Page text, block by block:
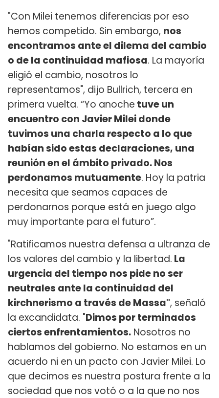
"Con Milei tenemos diferencias por eso
hemos competido. Sin embargo, nos
encontramos ante el dilema del cambio
o de la continuidad mafiosa. La mayoría
eligió el cambio, nosotros lo
representamos", dijo Bullrich, tercera en
primera vuelta. “Yo anoche tuve un
encuentro con Javier Milei donde
tuvimos una charla respecto a lo que
habían sido estas declaraciones, una
reunión en el ámbito privado. Nos
perdonamos mutuamente. Hoy la patria
necesita que seamos capaces de
perdonarnos porque está en juego algo
muy importante para el futuro”.
"Ratificamos nuestra defensa a ultranza de
los valores del cambio y la libertad. La
urgencia del tiempo nos pide no ser
neutrales ante la continuidad del
kirchnerismo a través de Massa", señaló
la excandidata. "Dimos por terminados
ciertos enfrentamientos. Nosotros no
hablamos del gobierno. No estamos en un
acuerdo ni en un pacto con Javier Milei. Lo
que decimos es nuestra postura frente a la
sociedad que nos votó o a la que no nos